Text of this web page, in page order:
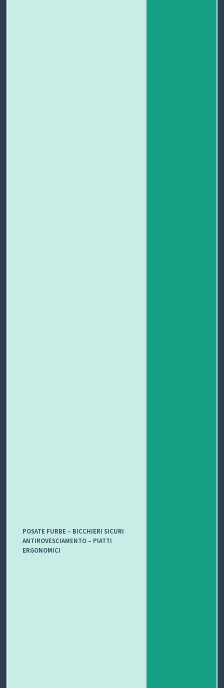
POSATE FURBE – BICCHIERI SICURI
ANTIROVESCIAMENTO – PIATTI
ERGONOMICI